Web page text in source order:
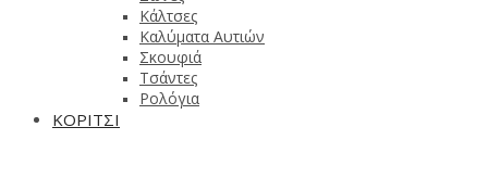
Κάλτσες
Καλύματα Αυτιών
Σκουφιά
Τσάντες
Ρολόγια
ΚΟΡΙΤΣΙ